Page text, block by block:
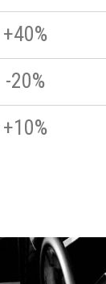
+40%
-20%
+10%